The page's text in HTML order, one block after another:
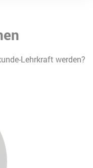
Lehrkraft werden?